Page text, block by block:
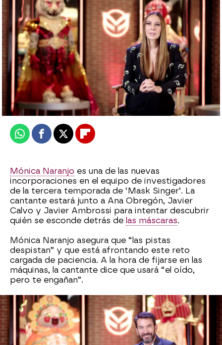
Tigre, la máscara más fiera de la tercera
edición de 'Mask Singer'
Carmen Pardo
Publicado: 05 de mayo de 2023, 17:33
WhatsappFacebook
X Flipboard
Mónica Naranjo es una de las nuevas
incorporaciones en el equipo de investigadores
de la tercera temporada de ‘Mask Singer’. La
cantante estará junto a Ana Obregón, Javier
Calvo y Javier Ambrossi para intentar descubrir
quién se esconde detrás de las máscaras.
Mónica Naranjo asegura que “las pistas
despistan” y que está afrontando este reto
cargada de paciencia. A la hora de fijarse en las
máquinas, la cantante dice que usará “el oído,
pero te engañan”.
Respecto a la nueva temporada, “viene fuerte”
confiesa la nueva investigadora, unas novedades
que también nos ha adelantado Arturo Valls,
entre las que destacan la figura del delatador.